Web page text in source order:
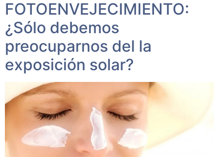
FOTOENVEJECIMIENTO:
¿Sólo debemos
preocuparnos del la
exposición solar?